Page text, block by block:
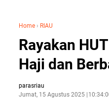
Home › RIAU
Rayakan
Haji dan
parasriau
Jumat, 15 Agustus 2025